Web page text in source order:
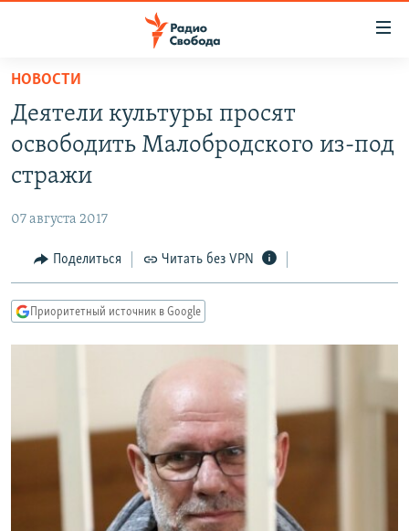
упрощенного
доступа
Вернуться
основному
Вернутся
Вернутся
ПОДКАСТЫ
МНЕНИЯ
КУЛЬТУРА
КАВКАЗ.РЕАЛИИ
РАСПИСАНИЕ ВЕЩАНИЯ
ПОДПИШИТЕСЬ НА РАССЫЛКУ
СОЦИАЛЬНЫЕ СЕТИ
НОВОСТИ
Деятели культуры просят
освободить Малобродского из-под
стражи
07 августа 2017
Поделиться Читать без VPN
Приоритетный источник в Google